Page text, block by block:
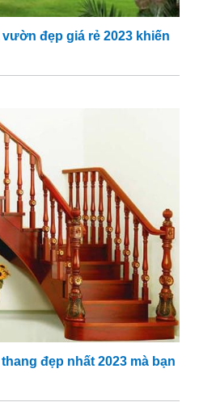
đẹp giá rẻ 2023 khiến
đẹp nhất 2023 mà bạn